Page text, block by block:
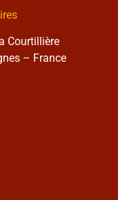
Courtillière
– France